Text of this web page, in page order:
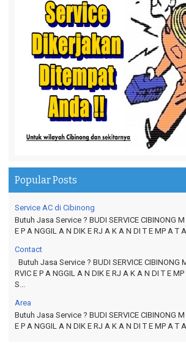
Terimakasih sangat membantu
Ade - Alfalah
Adedwiputri.adp@gmail.com
Popular Posts
Service AC di Cibinong
Butuh Jasa Service ? BUDI SERVICE CIBINONG M
E P A NGGIL A N DIK E RJ A K A N DI T E MP A T
Contact
Butuh Jasa Service ? BUDI SERVICE CIBINONG
RVIC E P A NGGIL A N DIK E RJ A K A N DI T E
S...
Area
Butuh Jasa Service ? BUDI SERVICE CIBINONG M
E P A NGGIL A N DIK E RJ A K A N DI T E MP A